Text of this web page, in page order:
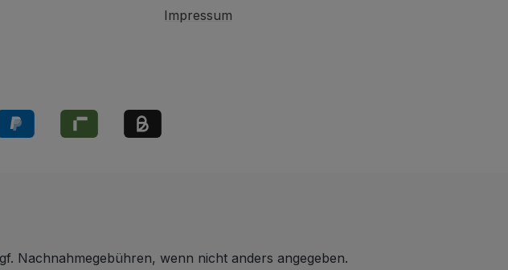
Impressum
Nachnahmegebühren, wenn nicht anders angegeben.